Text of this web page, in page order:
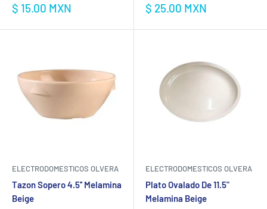
Precio
venta
$ 15.00 MXN
Precio
venta
$ 25.00 MXN
ELECTRODOMESTICOS OLVERA
Tazon Sopero 4.5'' Melamina
Beige
ELECTRODOMESTICOS OLVERA
Plato Ovalado De 11.5"
Melamina Beige